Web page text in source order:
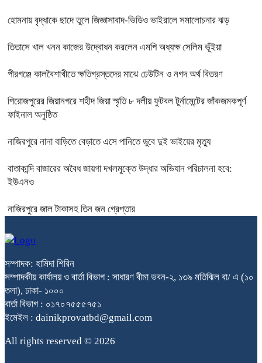
হোমনায় বৃদ্ধাকে ছাদে তুলে জিজ্ঞাসাবাদ-ভিডিও ভাইরালে সমালোচনার ঝড়
তিতাসে খাল খনন কাজের উদ্বোধন করলেন এমপি অধ্যক্ষ সেলিম ভূঁইয়া
পীরগঞ্জে কালবৈশাখীতে ক্ষতিগ্রস্তদের মাঝে ঢেউটিন ও নগদ অর্থ বিতরণ
পিরোজপুরের জিয়ানগরে শহীদ জিয়া স্মৃতি ৮ দলীয় ফুটবল টুর্নামেন্টের জাঁকজমকপূর্ণ
ফাইনাল অনুষ্ঠিত
নাজিরপুরে নানা বাড়িতে বেড়াতে এসে পানিতে ডুবে দুই ভাইয়ের মৃত্যু
বাতাকান্দি বাজারের অবৈধ জায়গা দখলমুক্তে উদ্ধার অভিযান পরিচালনা হবে:
ইউএনও
নাজিরপুরে জাল টাকাসহ তিন জন গ্রেপ্তার
সম্পাদক: হামিদা শিরিন
সম্পাদকীয় কার্যালয় ও বার্তা বিভাগ : সাধারণ বীমা ভবন-২, ১৩৯ মতিঝিল বা/ এ (১০
তলা), ঢাকা- ১০০০
বার্তা বিভাগ : ০১৭০৭৫৫৫৭৫১
ইমেইল : dainikprovatbd@gmail.com
All rights reserved © 2026